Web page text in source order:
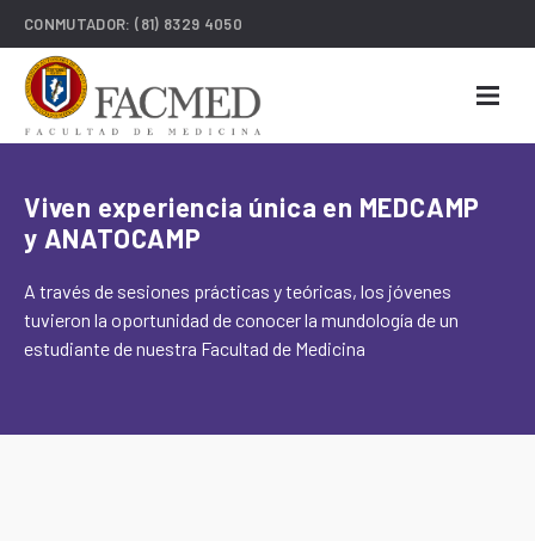
CONMUTADOR:(81) 8329 4050
Viven experiencia única en MEDCAMP
y ANATOCAMP
A través de sesiones prácticas y teóricas, los jóvenes
tuvieron la oportunidad de conocer la mundología de un
estudiante de nuestra Facultad de Medicina